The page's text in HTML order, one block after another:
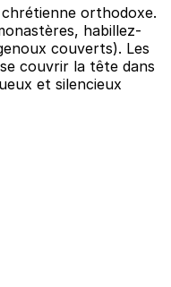
orthodoxe.
habillez-
couverts). Les
couvrir la tête dans
et silencieux